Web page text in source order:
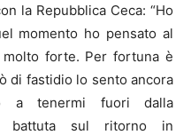
la Repubblica Ceca: “Ho
momento ho pensato al
forte. Per fortuna è
di fastidio lo sento ancora
a tenermi fuori dalla
battuta sul ritorno in